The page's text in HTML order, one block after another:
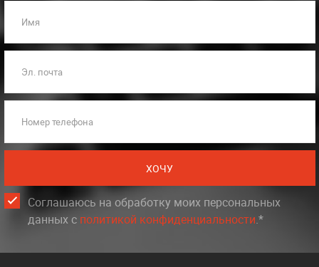
Имя
Эл. почта
Номер телефона
ХОЧУ
Соглашаюсь на обработку моих персональных
данных c политикой конфиденциальности.*